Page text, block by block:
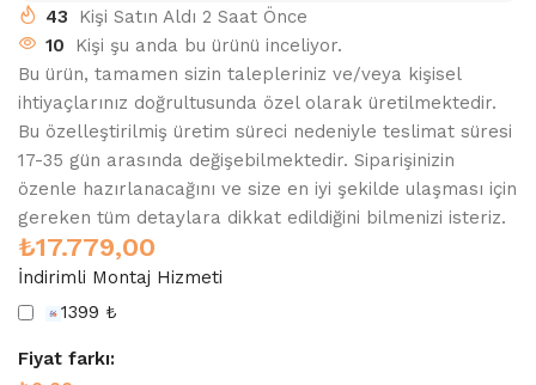
43
Kişi Satın Aldı 2 Saat Önce
10
Kişi şu anda bu ürünü inceliyor.
Bu ürün, tamamen sizin talepleriniz ve/veya kişisel
ihtiyaçlarınız doğrultusunda özel olarak üretilmektedir.
Bu özelleştirilmiş üretim süreci nedeniyle teslimat süresi
17-35 gün arasında değişebilmektedir. Siparişinizin
özenle hazırlanacağını ve size en iyi şekilde ulaşması için
gereken tüm detaylara dikkat edildiğini bilmenizi isteriz.
₺17.779,00
İndirimli Montaj Hizmeti
1399 ₺
Fiyat farkı: